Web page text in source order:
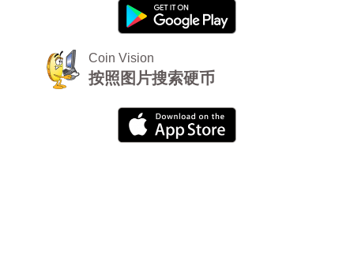
Coin Vision
按照图片搜索硬币